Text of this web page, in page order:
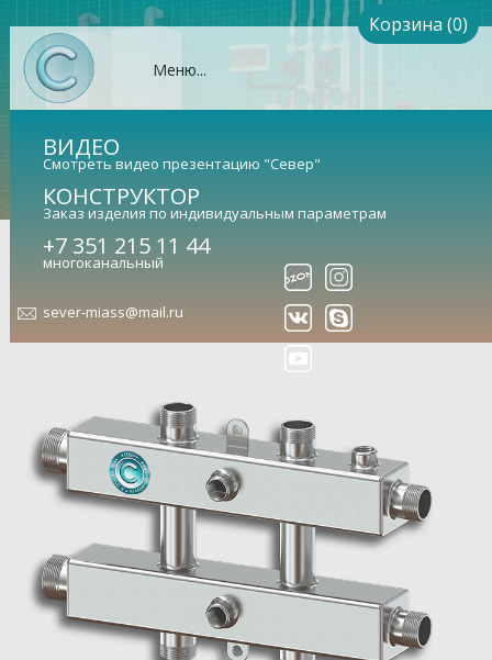
Меню...
Корзина (0)
ВИДЕО
Смотреть видео презентацию "Север"
КОНСТРУКТОР
Заказ изделия по индивидуальным параметрам
+7 351 215 11 44
многоканальный
sever-miass@mail.ru
Коллектор Север-КМ3 (Aisi)
(сталь нержавеющая)
Гидравлический коллектор универсальный (арт.